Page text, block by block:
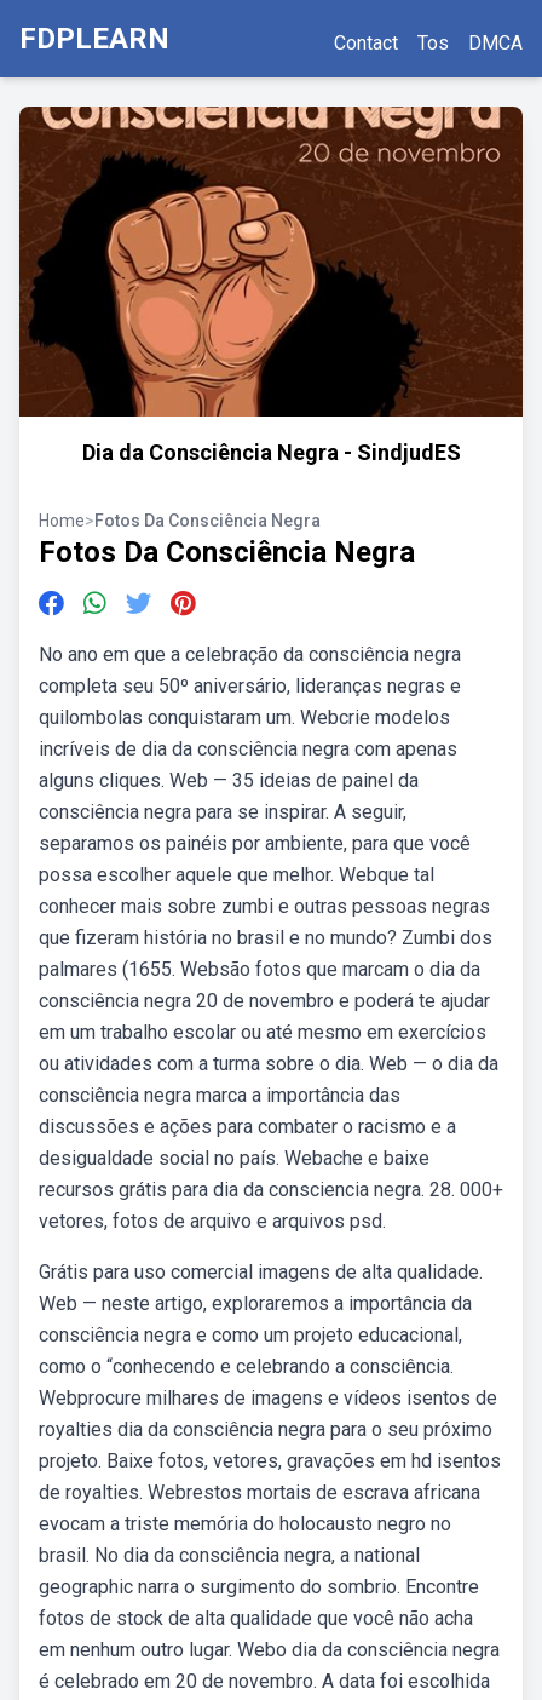
FDPLEARN Contact Tos DMCA
Dia da Consciência Negra - SindjudES
Home>Fotos Da Consciência Negra
Fotos Da Consciência Negra
No ano em que a celebração da consciência negra
completa seu 50º aniversário, lideranças negras e
quilombolas conquistaram um. Webcrie modelos
incríveis de dia da consciência negra com apenas
alguns cliques. Web — 35 ideias de painel da
consciência negra para se inspirar. A seguir,
separamos os painéis por ambiente, para que você
possa escolher aquele que melhor. Webque tal
conhecer mais sobre zumbi e outras pessoas negras
que fizeram história no brasil e no mundo? Zumbi dos
palmares (1655. Websão fotos que marcam o dia da
consciência negra 20 de novembro e poderá te ajudar
em um trabalho escolar ou até mesmo em exercícios
ou atividades com a turma sobre o dia. Web — o dia da
consciência negra marca a importância das
discussões e ações para combater o racismo e a
desigualdade social no país. Webache e baixe
recursos grátis para dia da consciencia negra. 28. 000+
vetores, fotos de arquivo e arquivos psd.
Grátis para uso comercial imagens de alta qualidade.
Web — neste artigo, exploraremos a importância da
consciência negra e como um projeto educacional,
como o “conhecendo e celebrando a consciência.
Webprocure milhares de imagens e vídeos isentos de
royalties dia da consciência negra para o seu próximo
projeto. Baixe fotos, vetores, gravações em hd isentos
de royalties. Webrestos mortais de escrava africana
evocam a triste memória do holocausto negro no
brasil. No dia da consciência negra, a national
geographic narra o surgimento do sombrio. Encontre
fotos de stock de alta qualidade que você não acha
em nenhum outro lugar. Webo dia da consciência negra
é celebrado em 20 de novembro. A data foi escolhida